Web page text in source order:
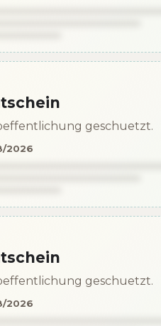
geschuetzt.
2026
geschuetzt.
2026